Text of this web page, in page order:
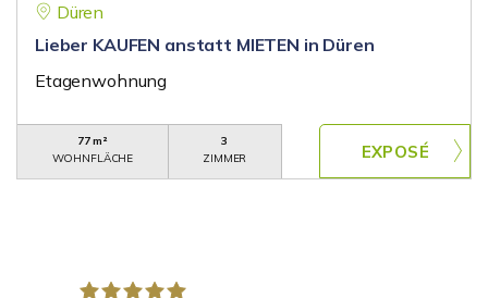
Düren
Lieber KAUFEN anstatt MIETEN in Düren
Etagenwohnung
77 m²
WOHNFLÄCHE
3
ZIMMER